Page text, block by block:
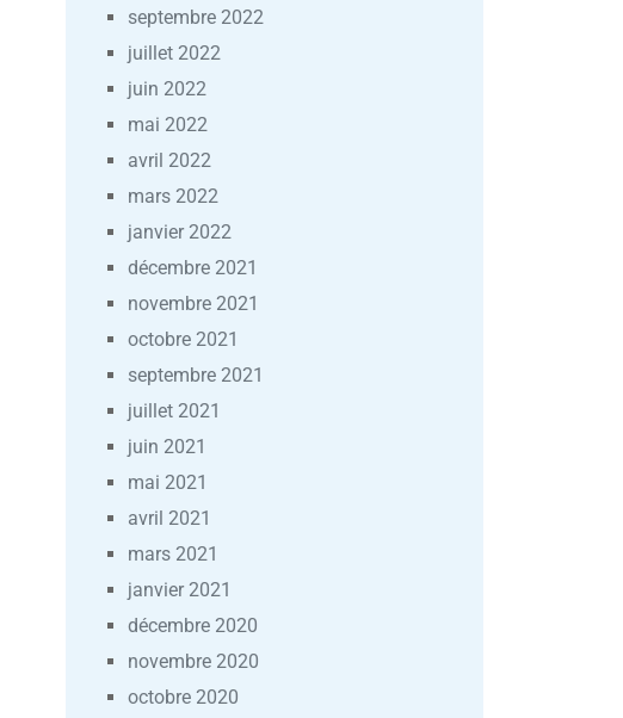
septembre 2022
juillet 2022
juin 2022
mai 2022
avril 2022
mars 2022
janvier 2022
décembre 2021
novembre 2021
octobre 2021
septembre 2021
juillet 2021
juin 2021
mai 2021
avril 2021
mars 2021
janvier 2021
décembre 2020
novembre 2020
octobre 2020